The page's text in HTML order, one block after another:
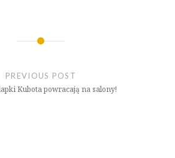
PREVIOUS POST
Kubota powracają na salony!